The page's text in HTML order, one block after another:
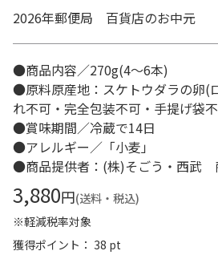
2026年郵便局 百貨店のお中元
●商品内容／270g(4～6本)
●原料原産地：スケトウダラの
れ不可・完全包装不可・手提げ袋
●賞味期間／冷蔵で14日
●アレルギー／「小麦」
●商品提供者：(株)そごう・西武
3,880円(送料・税込)
※軽減税率対象
獲得ポイント： 38 pt